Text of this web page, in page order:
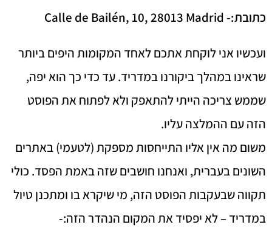
כתובת:-Calle de Bailén, 10, 28013 Madrid
ועכשיו אני לוקחת אתכם לאחד המקומות היפים ביותר
שראינו במהלך ביקורנו במדריד. עד כדי כך הוא יפה,
שממש צריכה הייתי להתאפק ולא לפתוח את הפוסט
הזה עם ההמלצה עליו.
משום מה אין אליו התייחסות מספקת (לטעמי) באתרים
השונים בעברית, ואנחנו חושבים שזה באמת הפסד. כולי
תקווה שבעקבות הפוסט הזה, מי שיקרא בו ומתכנן טיול
במדריד – לא יפסיד את המקום הנהדר הזה:-